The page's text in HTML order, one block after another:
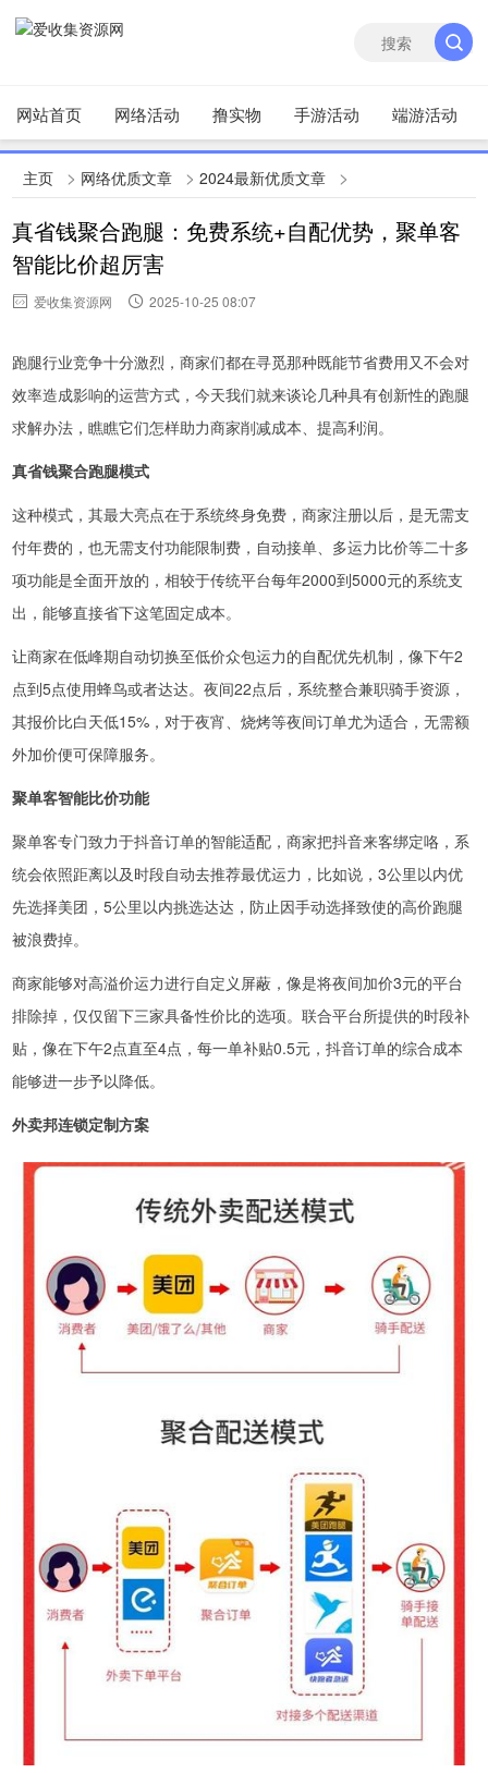
网站首页 网络活动 撸实物 手游活动 端游活动
主页 > 网络优质文章 >2024最新优质文章 >
真省钱聚合跑腿：免费系统+自配优势，聚单客
智能比价超厉害
爱收集资源网 2025-10-25 08:07
跑腿行业竞争十分激烈，商家们都在寻觅那种既能节省费用又不会对
效率造成影响的运营方式，今天我们就来谈论几种具有创新性的跑腿
求解办法，瞧瞧它们怎样助力商家削减成本、提高利润。
真省钱聚合跑腿模式
这种模式，其最大亮点在于系统终身免费，商家注册以后，是无需支
付年费的，也无需支付功能限制费，自动接单、多运力比价等二十多
项功能是全面开放的，相较于传统平台每年2000到5000元的系统支
出，能够直接省下这笔固定成本。
让商家在低峰期自动切换至低价众包运力的自配优先机制，像下午2
点到5点使用蜂鸟或者达达。夜间22点后，系统整合兼职骑手资源，
其报价比白天低15%，对于夜宵、烧烤等夜间订单尤为适合，无需额
外加价便可保障服务。
聚单客智能比价功能
聚单客专门致力于抖音订单的智能适配，商家把抖音来客绑定咯，系
统会依照距离以及时段自动去推荐最优运力，比如说，3公里以内优
先选择美团，5公里以内挑选达达，防止因手动选择致使的高价跑腿
被浪费掉。
商家能够对高溢价运力进行自定义屏蔽，像是将夜间加价3元的平台
排除掉，仅仅留下三家具备性价比的选项。联合平台所提供的时段补
贴，像在下午2点直至4点，每一单补贴0.5元，抖音订单的综合成本
能够进一步予以降低。
外卖邦连锁定制方案